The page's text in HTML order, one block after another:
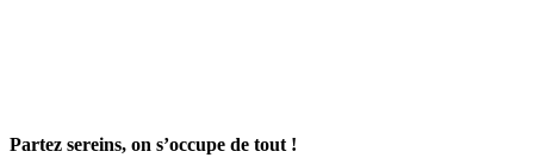
Partez sereins, on s’occupe de tout !